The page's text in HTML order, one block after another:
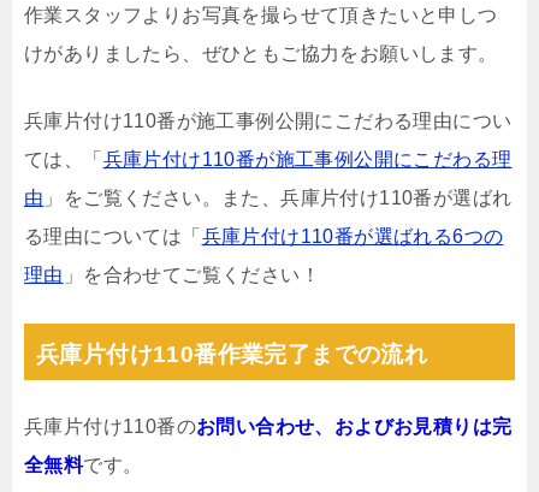
作業スタッフよりお写真を撮らせて頂きたいと申しつ
けがありましたら、ぜひともご協力をお願いします。
兵庫片付け110番が施工事例公開にこだわる理由につい
ては、「 兵庫片付け110番が施工事例公開にこだわる理
由 」をご覧ください。また、兵庫片付け110番が選ばれ
る理由については「 兵庫片付け110番が選ばれる6つの
理由 」を合わせてご覧ください！
兵庫片付け110番作業完了までの流れ
兵庫片付け110番のお問い合わせ、およびお見積りは完
全無料です。